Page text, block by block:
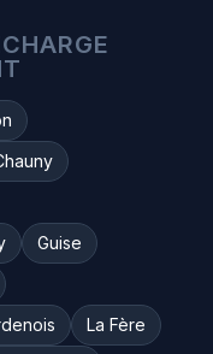
Guise
La Fère